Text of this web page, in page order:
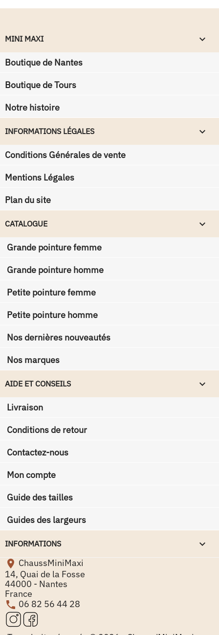
MINI MAXI keyboard_arrow_down
Boutique de Nantes
Boutique de Tours
Notre histoire
INFORMATIONS LÉGALES keyboard_arrow_down
Conditions Générales de vente
Mentions Légales
Plan du site
CATALOGUE 
Grande pointure femme
Grande pointure homme
Petite pointure femme
Petite pointure homme
Nos dernières nouveautés
Nos marques
AIDE ET CONSEILS 
Livraison
Conditions de retour
Contactez-nous
Mon compte
Guide des tailles
Guides des largeurs
INFORMATIONS
keyboard_arrow_down
 ChaussMiniMaxi
14, Quai de la Fosse
44000 - Nantes
France
 06 82 56 44 28